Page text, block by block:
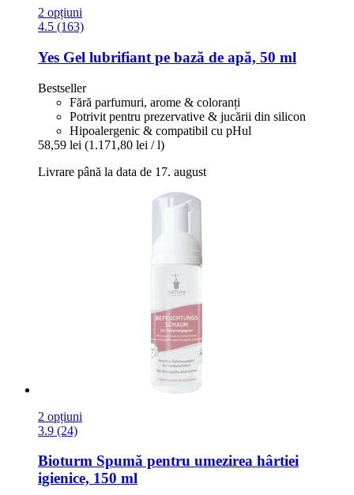
2 opțiuni
4.5 (163)
Yes Gel lubrifiant pe bază de apă, 50 ml
Bestseller
Fără parfumuri, arome & coloranți
Potrivit pentru prezervative & jucării din silicon
Hipoalergenic & compatibil cu pHul
58,59 lei (1.171,80 lei / l)
Livrare până la data de 17. august
2 opțiuni
3.9 (24)
Bioturm Spumă pentru umezirea hârtiei
igienice, 150 ml